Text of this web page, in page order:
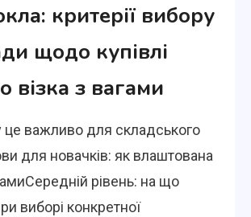
критерії вибору
щодо купівлі
візка з вагами
це важливо для складського
для новачків: як влаштована
рівень: на що
виборі конкретної